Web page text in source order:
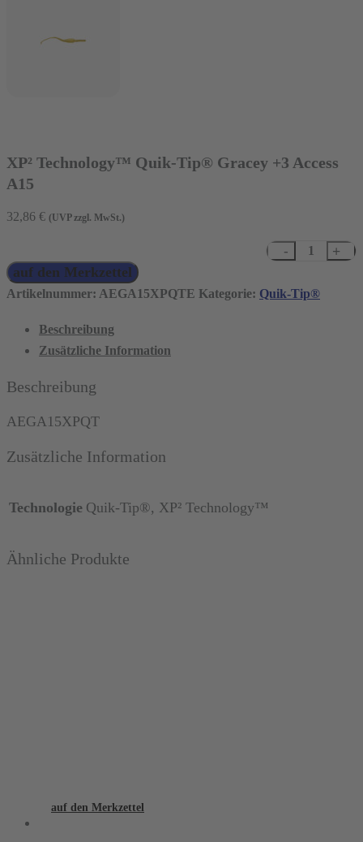
XP² Technology™ Quik-Tip® Gracey +3 Access
A15
32,86 € (UVP zzgl. MwSt.)
XP²
Quik-
auf den Merkzettel
Artikelnummer: AEGA15XPQTE Kategorie: Quik-Tip®
Beschreibung
Zusätzliche Information
Beschreibung
AEGA15XPQT
Zusätzliche Information
Technologie Quik-Tip®, XP² Technology™
Ähnliche Produkte
auf den Merkzettel